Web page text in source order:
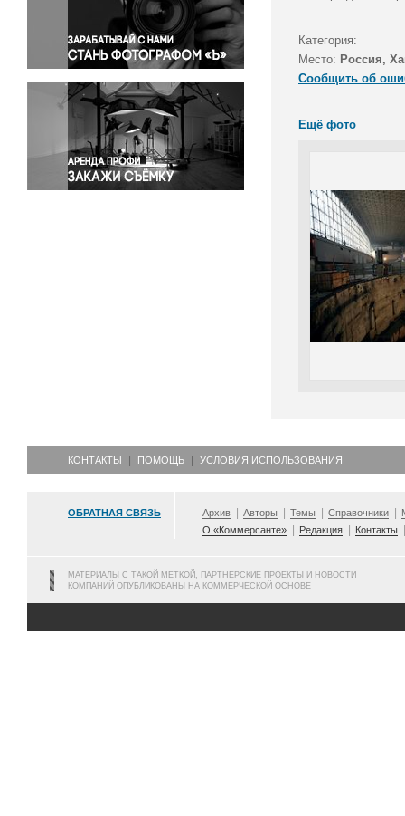
Правосудие
Происшествия и конфликты
Религия
Светская жизнь
Спорт
Экология
Экономика и бизнес
Категория:
Место: Россия,
Сообщить об
Ещё фото
КОНТАКТЫ ПОМОЩЬ УСЛОВИЯ ИСПОЛЬЗОВАНИЯ
ОБРАТНАЯ СВЯЗЬ Архив Авторы Темы Справочники
О «Коммерсанте»
Редакция Контакты
МАТЕРИАЛЫ С ТАКОЙ МЕТКОЙ, ПАРТНЕРСКИЕ ПРОЕКТЫ И НОВОСТИ
КОМПАНИЙ ОПУБЛИКОВАНЫ НА КОММЕРЧЕСКОЙ ОСНОВЕ